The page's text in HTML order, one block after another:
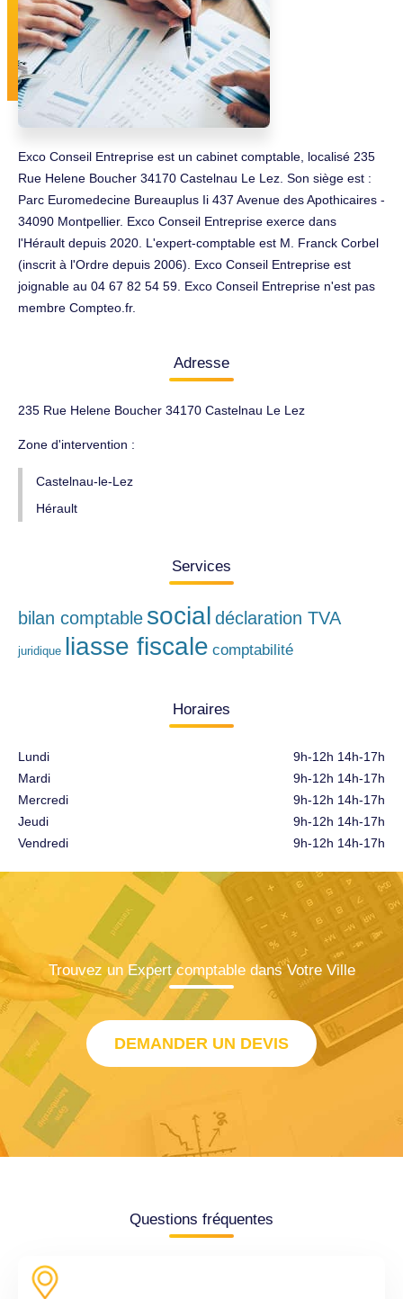
Exco Conseil Entreprise est un cabinet comptable, localisé 235
Rue Helene Boucher 34170 Castelnau Le Lez. Son siège est :
Parc Euromedecine Bureauplus Ii 437 Avenue des Apothicaires -
34090 Montpellier. Exco Conseil Entreprise exerce dans
l'Hérault depuis 2020. L'expert-comptable est M. Franck Corbel
(inscrit à l'Ordre depuis 2006). Exco Conseil Entreprise est
joignable au 04 67 82 54 59. Exco Conseil Entreprise n'est pas
membre Compteo.fr.
Adresse
235 Rue Helene Boucher 34170 Castelnau Le Lez
Zone d'intervention :
Castelnau-le-Lez
Hérault
Services
bilan comptable social déclaration TVA
juridique liasse fiscale comptabilité
Horaires
Lundi
Mardi
Mercredi
Jeudi
Vendredi
9h-12h 14h-17h
9h-12h 14h-17h
9h-12h 14h-17h
9h-12h 14h-17h
9h-12h 14h-17h
Trouvez un Expert comptable dans Votre Ville
DEMANDER UN DEVIS
Questions fréquentes